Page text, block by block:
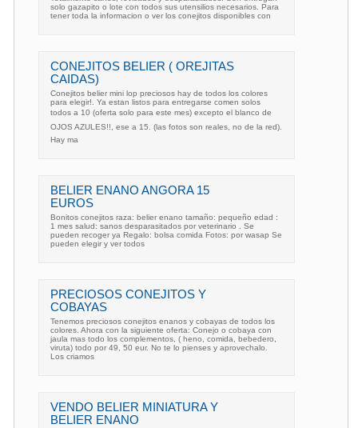
solo gazapito o lote con todos sus utensilios necesarios. Para
tener toda la informacion o ver los conejitos disponibles con
CONEJITOS BELIER ( OREJITAS
CAIDAS)
Conejitos belier mini lop preciosos hay de todos los colores
para elegir!. Ya estan listos para entregarse comen solos
todos a 10 (oferta solo para este mes) excepto el blanco de
OJOS AZULES!!, ese a 15. (las fotos son reales, no de la red).
Hay ma
BELIER ENANO ANGORA 15
EUROS
Bonitos conejitos raza: belier enano tamaño: pequeño edad :
1 mes salud: sanos desparasitados por veterinario . Se
pueden recoger ya Regalo: bolsa comida Fotos: por wasap Se
pueden elegir y ver todos
PRECIOSOS CONEJITOS Y
COBAYAS
Tenemos preciosos conejitos enanos y cobayas de todos los
colores. Ahora con la siguiente oferta: Conejo o cobaya con
jaula mas todo los complementos, ( heno, comida, bebedero,
viruta) todo por 49, 50 eur. No te lo pienses y aprovechalo.
Los criamos
VENDO BELIER MINIATURA Y
BELIER ENANO